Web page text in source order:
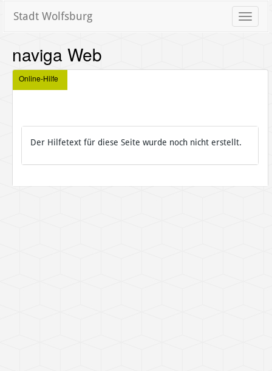
Toggle
Stadt Wolfsburg
naviga Web
Online-Hilfe
Der Hilfetext für diese Seite wurde noch nicht erstellt.